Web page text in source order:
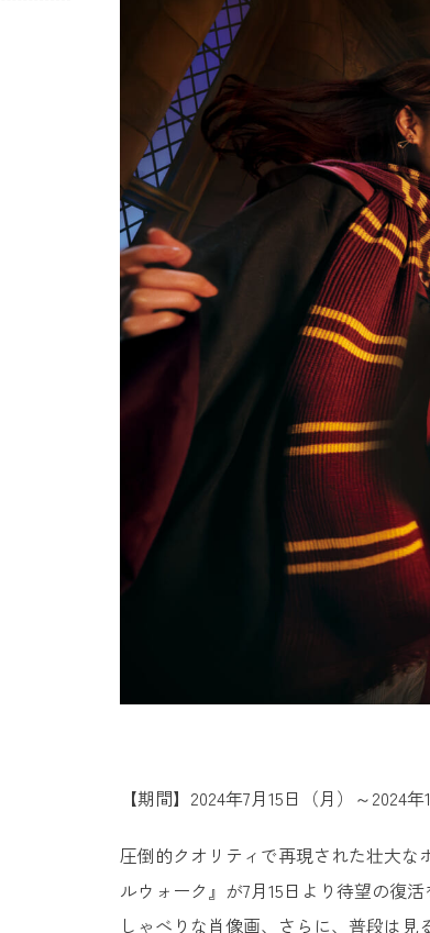
【期間】2024年7月15日（月）～2024年
圧倒的クオリティで再現された壮大
ルウォーク』が7月15日より待望の復
しゃべりな肖像画、さらに、普段は